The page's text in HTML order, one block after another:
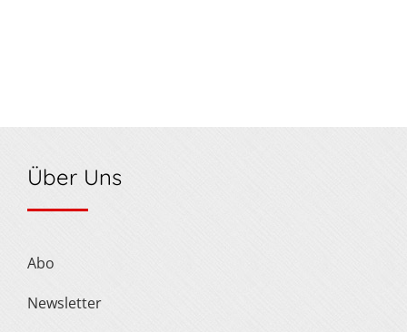
Über Uns
Abo
Newsletter